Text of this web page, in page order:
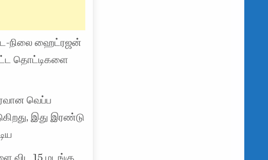
நிலை ஹைட்ரஜன்
தொட்டிகளை
வெப்ப
இது இரண்டு
விட 15 மடங்கு